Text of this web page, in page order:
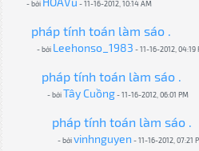
- bởi - 11-16-2012, 10:14 AM
pháp tính toán làm sáo .
- bởi Leehonso_1983 - 11-16-2012, 04:19
pháp tính toán làm sáo .
- bởiTây Cuồng- 11-16-2012, 06:01 PM
pháp tính toán làm sáo .
- bởivinhnguyen - 11-16-2012, 07:21